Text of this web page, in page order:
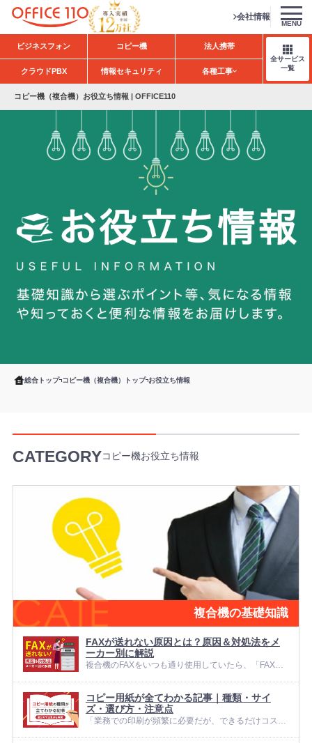
H
o
会社情報
MENU
ビジネスフォン コピー機 法人携帯
クラウドPBX 情報セキュリティ 各種工事
全サービス
一覧
コピー機（複合機）お役立ち情報 | OFFICE110
総合トップ コピー機（複合機）トップ お役立ち情報
CATEGORYコピー機お役立ち情報
複合機の基礎知識
FAXが送れない原因とは？原因＆対処法をメ
ーカー別に解説
複合機のFAXをいつも通り使用していたら、「FAXが
FAXが送れないと、業務遅延やクライアントとの関係
が悪化するリスクが発生する可能性があります。 この
ような...
コピー用紙が全てわかる記事｜種類・サイ
ズ・選び方・注意点
「業務での印刷が頻繁に必要だが、できるだけコスト